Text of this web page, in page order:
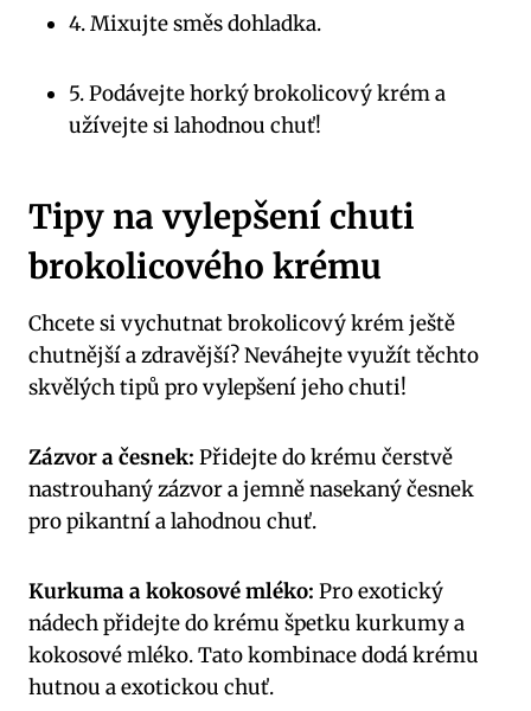
4. Mixujte směs dohladka.
5. Podávejte horký brokolicový krém a
užívejte si lahodnou chuť!
Tipy na vylepšení chuti
brokolicového krému
Chcete si vychutnat brokolicový krém ještě
chutnější a zdravější? Neváhejte využít těchto
skvělých tipů pro vylepšení jeho chuti!
Zázvor a česnek: Přidejte do krému čerstvě
nastrouhaný zázvor a jemně nasekaný česnek
pro pikantní a lahodnou chuť.
Kurkuma a kokosové mléko: Pro exotický
nádech přidejte do krému špetku kurkumy a
kokosové mléko. Tato kombinace dodá krému
hutnou a exotickou chuť.